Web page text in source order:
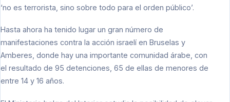
‘no es terrorista, sino sobre todo para el orden público’.
Hasta ahora ha tenido lugar un gran número de
manifestaciones contra la acción israelí en Bruselas y
Amberes, donde hay una importante comunidad árabe, con
el resultado de 95 detenciones, 65 de ellas de menores de
entre 14 y 16 años.